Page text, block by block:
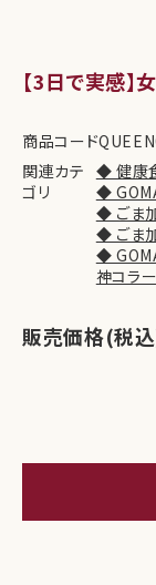
【3日で実感
商品コード
関連カテ
ゴリ
◆ 健康
◆
◆ ごま
◆ ごま
◆
神コラ
販売価格(税込